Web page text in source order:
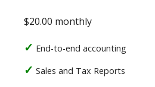
$20.00 monthly
End-to-end accounting
Sales and Tax Reports